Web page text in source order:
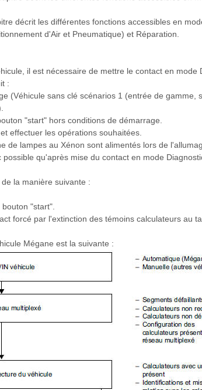
décrit les différentes fonctions accessibles en
d'Air et Pneumatique) et Réparation.
il est nécessaire de mettre le contact en mode
:
(Véhicule sans clé scénarios 1 (entrée de gamme,
"start" hors conditions de démarrage.
effectuer les opérations souhaitées.
de lampes au Xénon sont alimentés lors de
qu'après mise du contact en mode
la manière suivante :
"start".
forcé par l'extinction des témoins calculateurs au
Mégane est la suivante :